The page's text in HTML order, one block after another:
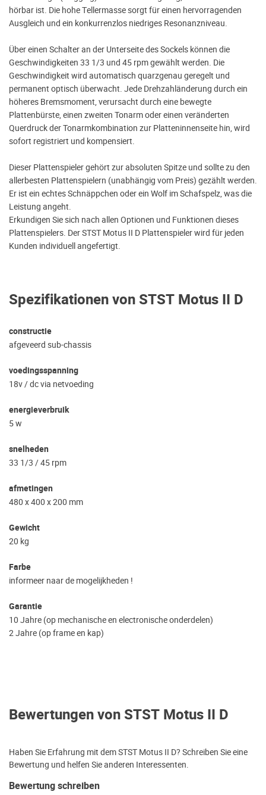
Spezifikationen von STST Motus II D
constructie
afgeveerd sub-chassis
voedingsspanning
18v / dc via netvoeding
energieverbruik
5 w
snelheden
33 1/3 / 45 rpm
afmetingen
480 x 400 x 200 mm
Gewicht
20 kg
Farbe
informeer naar de mogelijkheden !
Garantie
10 Jahre (op mechanische en electronische onderdelen)
2 Jahre (op frame en kap)
hörbar ist. Die hohe Tellermasse sorgt für einen hervorragenden
Ausgleich und ein konkurrenzlos niedriges Resonanzniveau.
Über einen Schalter an der Unterseite des Sockels können die
Geschwindigkeiten 33 1/3 und 45 rpm gewählt werden. Die
Geschwindigkeit wird automatisch quarzgenau geregelt und
permanent optisch überwacht. Jede Drehzahländerung durch ein
höheres Bremsmoment, verursacht durch eine bewegte
Plattenbürste, einen zweiten Tonarm oder einen veränderten
Querdruck der Tonarmkombination zur Platteninnenseite hin, wird
sofort registriert und kompensiert.
Dieser Plattenspieler gehört zur absoluten Spitze und sollte zu den
allerbesten Plattenspielern (unabhängig vom Preis) gezählt werden.
Er ist ein echtes Schnäppchen oder ein Wolf im Schafspelz, was die
Leistung angeht.
Erkundigen Sie sich nach allen Optionen und Funktionen dieses
Plattenspielers. Der STST Motus II D Plattenspieler wird für jeden
Kunden individuell angefertigt.
Bewertungen von STST Motus II D
Haben Sie Erfahrung mit dem STST Motus II D? Schreiben Sie eine
Bewertung und helfen Sie anderen Interessenten.
Bewertung schreiben